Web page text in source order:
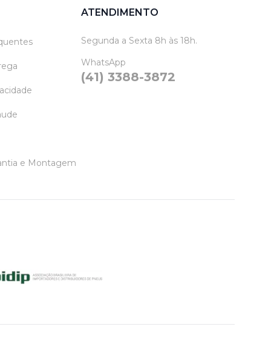
e Montagem
ATENDIMENTO
Segunda a Sexta 8h às 18h.
WhatsApp
(41) 3388-3872